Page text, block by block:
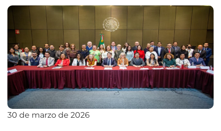
30 de marzo de 2026